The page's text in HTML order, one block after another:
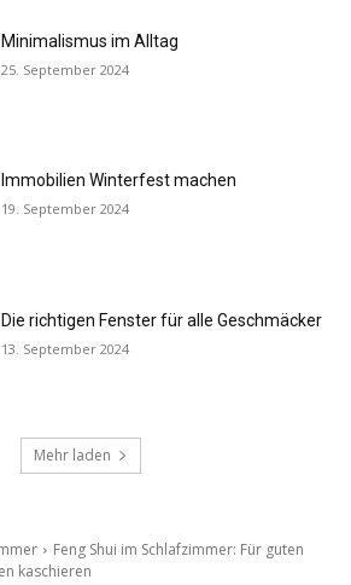
Minimalismus im Alltag
25. September 2024
Immobilien Winterfest machen
19. September 2024
Die richtigen Fenster für alle Geschmäcker
13. September 2024
Mehr laden